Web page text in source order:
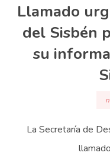
Llamado
del Sisbén
su
La Secretaría de